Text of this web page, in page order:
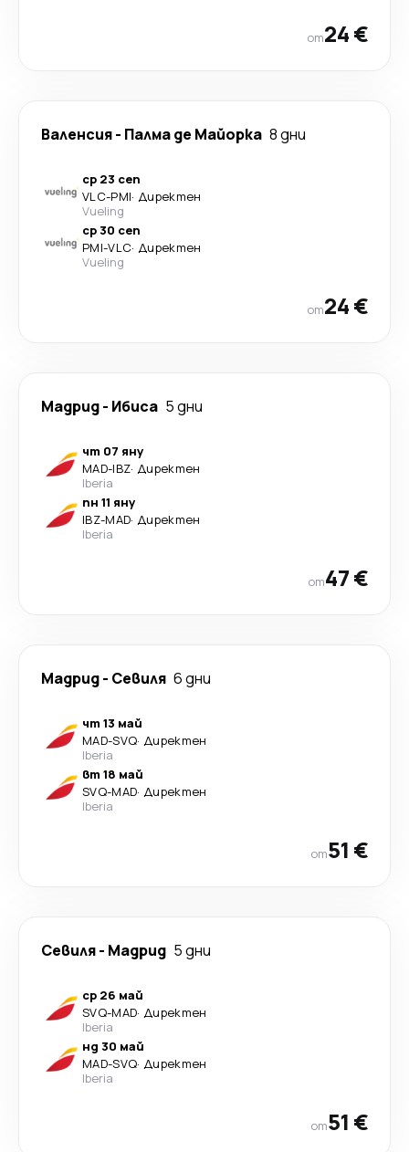
от24 €
Валенсия- Палма де Майорка 8 дни
ср 23 сеп
VLC-PMI· Директен
Vueling
ср 30 сеп
PMI-VLC· Директен
Vueling
от24 €
Мадрид- Ибиса 5 дни
чт 07 яну
MAD-IBZ· Директен
Iberia
пн 11 яну
IBZ-MAD· Директен
Iberia
от47 €
Мадрид- Севиля 6 дни
чт 13 май
MAD-SVQ· Директен
Iberia
вт 18 май
SVQ-MAD· Директен
Iberia
от51 €
Севиля- Мадрид 5 дни
ср 26 май
SVQ-MAD· Директен
Iberia
нд 30 май
MAD-SVQ· Директен
Iberia
от51 €